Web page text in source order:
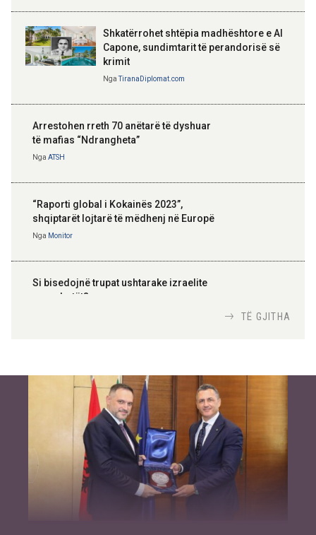
Shkatërrohet shtëpia madhështore e Al
Capone, sundimtarit të perandorisë së
krimit
NgaTiranaDiplomat.com
Arrestohen rreth 70 anëtarë të dyshuar
të mafias “Ndrangheta”
Nga ATSH
“Raporti global i Kokainës 2023”,
shqiptarët lojtarë të mëdhenj në Europë
Nga Monitor
Si bisedojnë trupat ushtarake izraelite
me robotët?
inteligjente izraelite
TË GJITHA